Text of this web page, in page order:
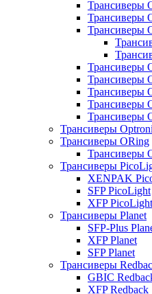
Трансиверы
Трансиверы
Трансиверы
Трансиверы
Трансиверы
Трансиверы
Трансиверы
Трансиверы
Трансиверы
Трансиверы ORing
Трансиверы
Трансиверы
XENPAK
SFP PicoLight
XFP PicoLight
Трансиверы Planet
SFP-Plus
XFP Planet
SFP Planet
Трансиверы
GBIC
XFP Redback